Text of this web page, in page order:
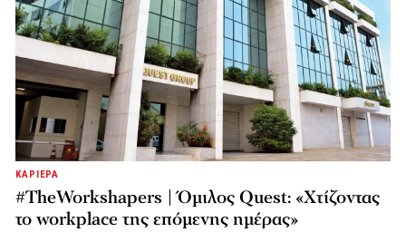
ΚΑΡΙΕΡΑ
#TheWorkshapers | Όμιλος Quest: «Χτίζοντας
το workplace της επόμενης ημέρας»